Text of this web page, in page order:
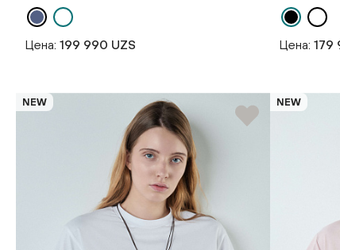
Цена: 199 990 UZS Цена: 179
NEW NEW